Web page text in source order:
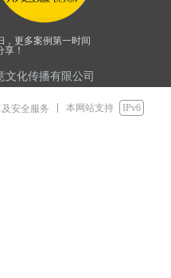
文化传播有限公司
，更多案例第一时间
享！
安全服务 本网站支持 IPv6